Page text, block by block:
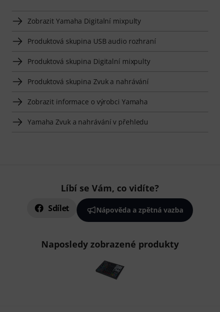
Zobrazit Yamaha Digitalní mixpulty
Produktová skupina USB audio rozhraní
Produktová skupina Digitalní mixpulty
Produktová skupina Zvuk a nahrávání
Zobrazit informace o výrobci Yamaha
Yamaha Zvuk a nahrávání v přehledu
Líbí se Vám, co vidíte?
Sdílet Nápověda a zpětná vazba
Naposledy zobrazené produkty